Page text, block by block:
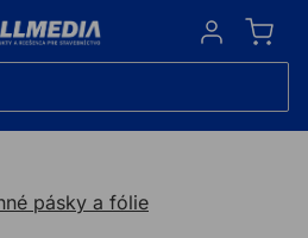
Sign in
pásky a fólie